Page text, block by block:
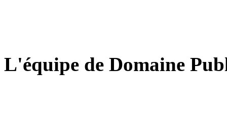
L'équipe de Domaine